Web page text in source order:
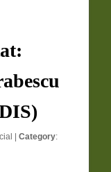
|Category: